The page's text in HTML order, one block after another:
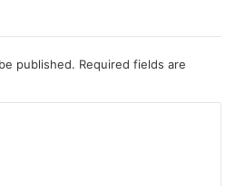
published. Required fields are